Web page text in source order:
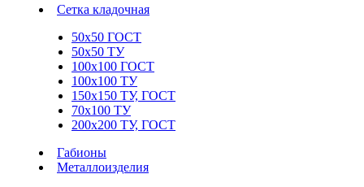
Сетка кладочная
50х50 ГОСТ
50х50 ТУ
100х100 ГОСТ
100х100 ТУ
150х150 ТУ, ГОСТ
70х100 ТУ
200х200 ТУ, ГОСТ
Габионы
Металлоизделия